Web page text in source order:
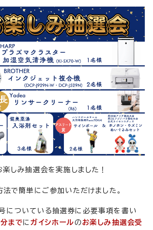
しみ抽選会を実施しました！
で簡単にご参加いただけました。
についている抽選券に必要事項を書い
までにガイシホールの お楽しみ抽選会受